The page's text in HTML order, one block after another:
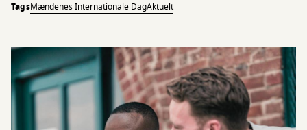
TagsMændenes Internationale DagAktuelt